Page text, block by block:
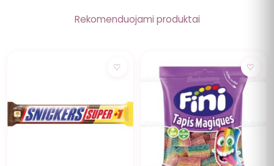
Rekomenduojami produktai
♡ NUOLAIDA ♡